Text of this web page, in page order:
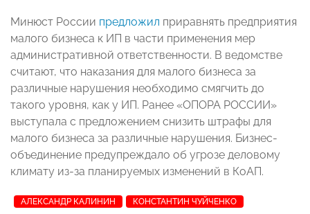
Минюст России предложил приравнять предприятия
малого бизнеса к ИП в части применения мер
административной ответственности. В ведомстве
считают, что наказания для малого бизнеса за
различные нарушения необходимо смягчить до
такого уровня, как у ИП. Ранее «ОПОРА РОССИИ»
выступала с предложением снизить штрафы для
малого бизнеса за различные нарушения. Бизнес-
объединение предупреждало об угрозе деловому
климату из-за планируемых изменений в КоАП.
АЛЕКСАНДР КАЛИНИН КОНСТАНТИН ЧУЙЧЕНКО